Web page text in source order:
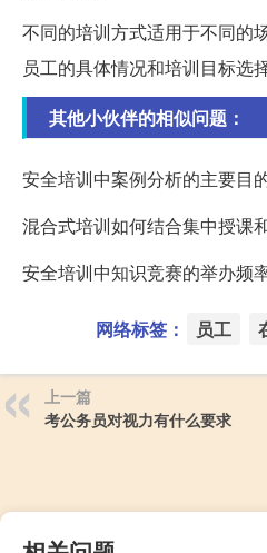
不同的培训方式适用于不同的
员工的具体情况和培训目标选
其他小伙伴的相似问题：
安全培训中案例分析的主要目
混合式培训如何结合集中授课
安全培训中知识竞赛的举办频
网络标签： 员工
上一篇
考公务员对视力有什么要求